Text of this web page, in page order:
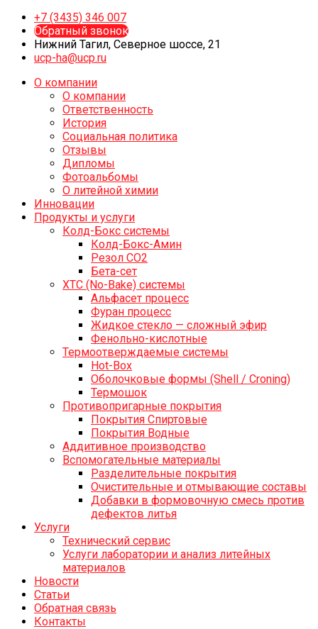
+7 (3435) 346 007
Обратный звонок
Нижний Тагил, Северное шоссе, 21
ucp-ha@ucp.ru
О компании
О компании
Ответственность
История
Социальная политика
Отзывы
Дипломы
Фотоальбомы
О литейной химии
Инновации
Продукты и услуги
Колд-Бокс системы
Колд-Бокс-Амин
Резол СО2
Бета-сет
ХТС (No-Bake) системы
Альфасет процесс
Фуран процесс
Жидкое стекло — сложный эфир
Фенольно-кислотные
Термоотверждаемые системы
Hot-Box
Оболочковые формы (Shell / Croning)
Термошок
Противопригарные покрытия
Покрытия Спиртовые
Покрытия Водные
Аддитивное производство
Вспомогательные материалы
Разделительные покрытия
Очистительные и отмывающие составы
Добавки в формовочную смесь против
дефектов литья
Услуги
Технический сервис
Услуги лаборатории и анализ литейных
материалов
Новости
Статьи
Обратная связь
Контакты